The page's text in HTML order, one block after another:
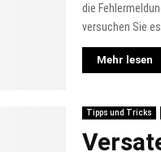
die
versuchen Sie es
Mehr lesen
Tipps und Tricks